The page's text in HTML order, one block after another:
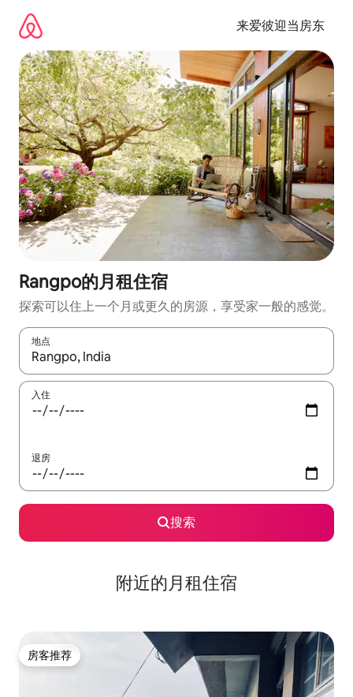
来爱彼迎当房东
Rangpo的月租住宿
探索可以住上一个月或更久的房源，享受家一般的感觉。
地点
如有搜索结果，请使用上下方向键查看，或通过点击或滑动手势
入住
退房
搜索
附近的月租住宿
房客推荐
房客推荐